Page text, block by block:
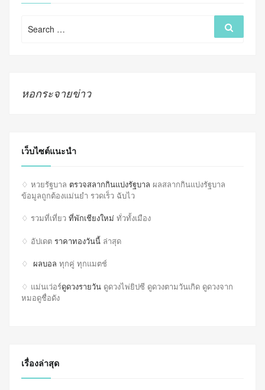
for:
Search
หอกระจายข่าว
เว็บไซต์แนะนำ
♢ หวยรัฐบาล ตรวจสลากกินแบ่งรัฐบาล ผลสลากกินแบ่งรัฐบาล
ข้อมูลถูกต้องแม่นยำ รวดเร็ว ฉับไว
♢ รวมที่เที่ยว ที่พักเชียงใหม่ ทั่วทั้งเมือง
♢ อัปเดต ราคาทองวันนี้ ล่าสุด
♢ ผลบอล ทุกคู่ ทุกแมตช์
♢ แม่นเว่อร์ดูดวงรายวัน ดูดวงไพ่ยิปซี ดูดวงตามวันเกิด ดูดวงจาก
หมอดูชื่อดัง
เรื่องล่าสุด